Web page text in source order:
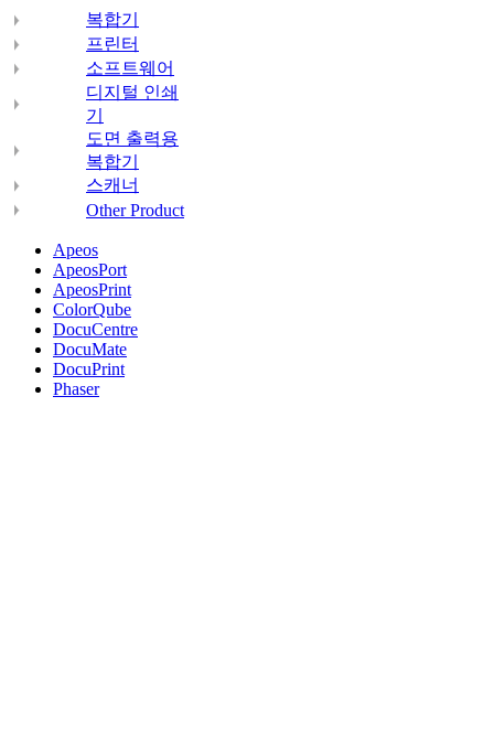
복합기
프린터
소프트웨어
디지털 인쇄
기
도면 출력용
복합기
스캐너
Other Product
Apeos
ApeosPort
ApeosPrint
ColorQube
DocuCentre
DocuMate
DocuPrint
Phaser